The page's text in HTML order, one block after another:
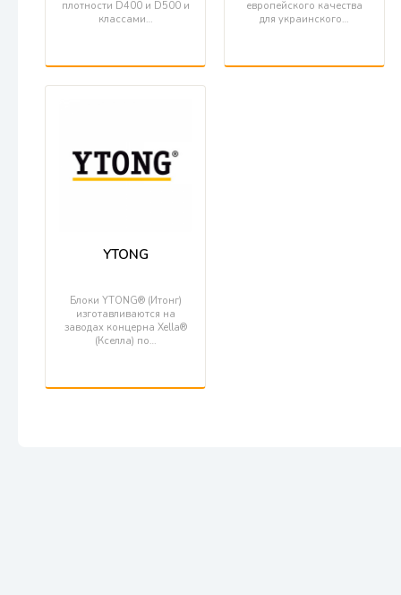
плотности D400 и D500 и
классами…
европейского качества
для украинского…
YTONG
Блоки YTONG® (Итонг)
изготавливаются на
заводах концерна Xella®
(Кселла) по…